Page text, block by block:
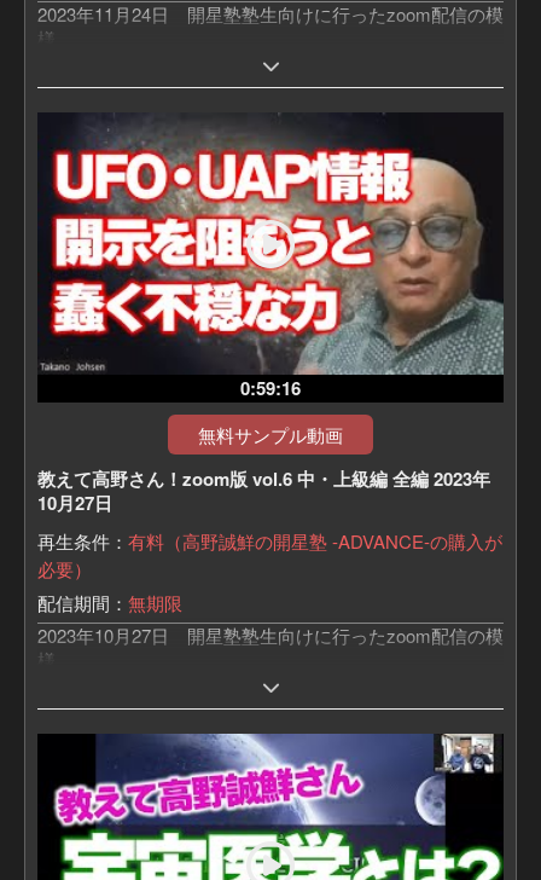
2023年11月24日 開星塾塾生向けに行ったzoom配信の模
様
「教えて高野さん！zoom版」は、
夢源樹の月額コンテンツ「開星塾-ADVANCE-」にて、
高野さんと塾生の質疑応答をzoomにてリアルタイムで行
うイベントです。
中・上級編は、ベストヒットUSA TVでお馴染みの
この業界歴30年になる宇佐和通さんが
高野誠鮮さんが未だひた隠しにしているであろう
たくさんの裏情報を引き出していきます。
0:59:16
無料サンプル動画
教えて高野さん！zoom版 vol.6 中・上級編 全編 2023年
10月27日
再生条件： 有料（高野誠鮮の開星塾 -ADVANCE-の購入が
必要）
配信期間： 無期限
2023年10月27日 開星塾塾生向けに行ったzoom配信の模
様
「教えて高野さん！zoom版」は、
夢源樹の月額コンテンツ「開星塾-ADVANCE-」にて、
高野さんと塾生の質疑応答をzoomにてリアルタイムで行
うイベントです。
中・上級編は、ベストヒットUSA TVでお馴染みの
この業界歴30年になる宇佐和通さんが
高野誠鮮さんが未だひた隠しにしているであろう
たくさんの裏情報を引き出していきます。